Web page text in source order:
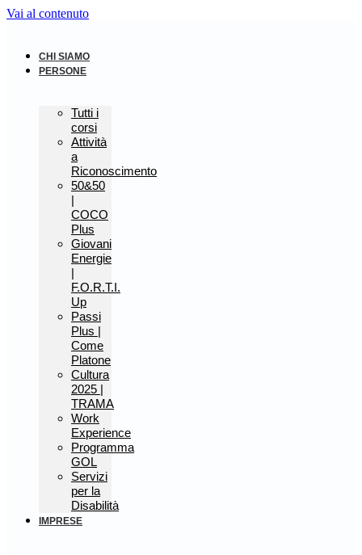
Vai al contenuto
CHI SIAMO
PERSONE
Tutti i
corsi
Attività
a
Riconoscimento
50&50
|
COCO
Plus
Giovani
Energie
|
F.O.R.T.I.
Up
Passi
Plus |
Come
Platone
Cultura
2025 |
TRAMA
Work
Experience
Programma
GOL
Servizi
per la
Disabilità
IMPRESE